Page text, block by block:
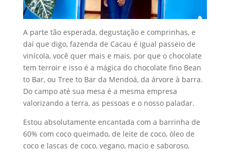
A parte tão esperada, degustação e comprinhas, e
daí que digo, fazenda de Cacau é igual passeio de
vinícola, você quer mais e mais, por que o chocolate
tem terroir e isso é a mágica do chocolate fino Bean
to Bar, ou Tree to Bar da Mendoá, da árvore à barra.
Do campo até sua mesa é a mesma empresa
valorizando a terra, as pessoas e o nosso paladar.
Estou absolutamente encantada com a barrinha de
60% com coco queimado, de leite de coco, óleo de
coco e lascas de coco, vegano, macio e saboroso,